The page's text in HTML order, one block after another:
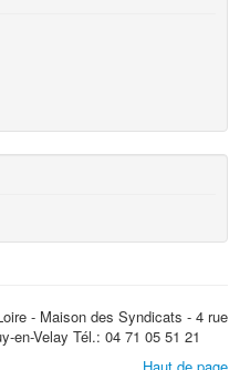
- Maison des Syndicats - 4 rue
en-Velay Tél.: 04 71 05 51 21